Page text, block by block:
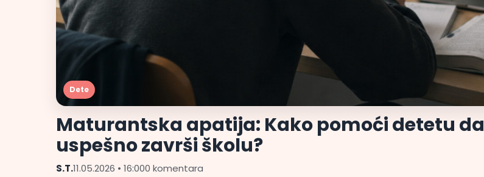
Dete
Maturantska apatija: Kako pomoći detetu da
uspešno završi školu?
S.T.11.05.2026 • 16:000 komentara